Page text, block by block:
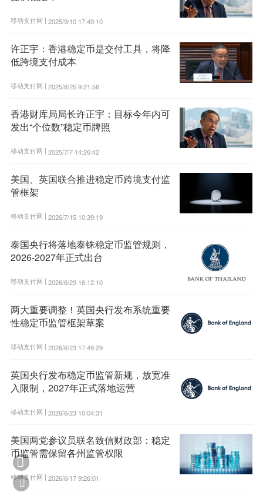
移动支付网 | 2025/9/10 17:49:10
许正宇：香港稳定币是交付工具，将降
低跨境支付成本
移动支付网 | 2025/8/25 9:21:56
香港财库局局长许正宇：目标今年内可
发出“个位数”稳定币牌照
移动支付网 | 2025/7/7 14:26:42
美国、英国联合推进稳定币跨境支付监
管框架
移动支付网 | 2026/7/15 10:39:19
泰国央行将落地泰铢稳定币监管规则，
2026-2027年正式出台
移动支付网 | 2026/6/29 16:12:10
两大重要调整！英国央行发布系统重要
性稳定币监管框架草案
移动支付网 | 2026/6/23 17:49:29
英国央行发布稳定币监管新规，放宽准
入限制，2027年正式落地运营
移动支付网 | 2026/6/23 10:04:31
美国两党参议员联名致信财政部：稳定
币监管需保留各州监管权限
移动支付网 | 2026/6/17 9:26:01

